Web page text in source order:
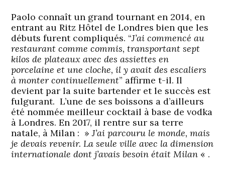
Paolo connaît un grand tournant en 2014, en
entrant au Ritz Hôtel de Londres bien que les
débuts furent compliqués. “J’ai commencé au
restaurant comme commis, transportant sept
kilos de plateaux avec des assiettes en
porcelaine et une cloche, il y avait des escaliers
à monter continuellement” affirme t-il. Il
devient par la suite bartender et le succès est
fulgurant. L’une de ses boissons a d’ailleurs
été nommée meilleur cocktail à base de vodka
à Londres.En 2017, il rentre sur sa terre
natale, à Milan : »J’ai parcouru le monde, mais
je devais revenir. La seule ville avec la dimension
internationale dont j’avais besoin était Milan« .